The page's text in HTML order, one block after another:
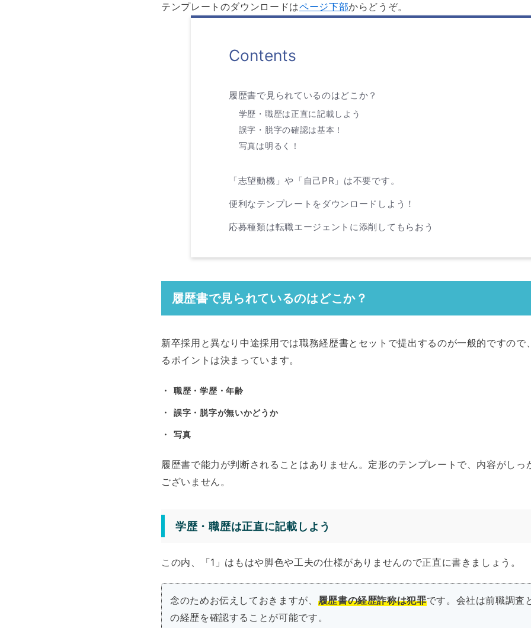
テンプレートのダウンロードはページ下部からどうぞ。
Contents
履歴書で見られているのはどこか？
学歴・職歴は正直に記載しよう
誤字・脱字の確認は基本！
写真は明るく！
「志望動機」や「自己PR」は不要です。
便利なテンプレートをダウンロードしよう！
応募種類は転職エージェントに添削してもらおう
履歴書で見られているのはどこか？
新卒採用と異なり中途採用では職務経歴書とセットで提出するのが一般的ですので
るポイントは決まっています。
職歴・学歴・年齢
誤字・脱字が無いかどうか
写真
履歴書で能力が判断されることはありません。定形のテンプレートで、内容がしっ
ございません。
学歴・職歴は正直に記載しよう
この内、「1」はもはや脚色や工夫の仕様がありませんので正直に書きましょう。
念のためお伝えしておきますが、 履歴書の経歴詐称は犯罪です。会社は前職調査
の経歴を確認することが可能です。